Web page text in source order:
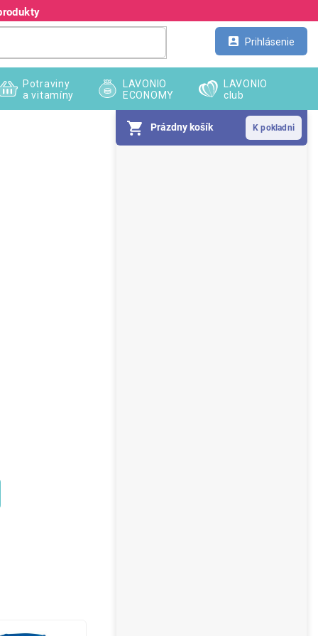
Prihlásenie
Prázdny košík
Potraviny
a vitamíny
LAVONIO
ECONOMY
LAVONIO
club